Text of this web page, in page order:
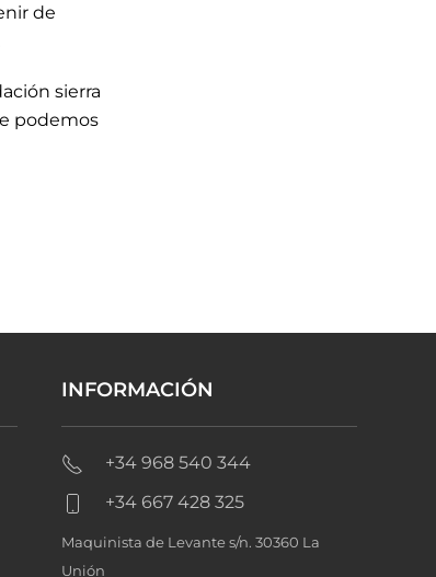
de
sierra
podemos
INFORMACIÓN
+34 968 540 344
+34 667 428 325
Maquinista de Levante s/n. 30360 La
Unión